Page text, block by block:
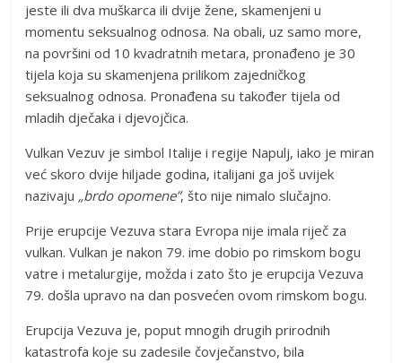
jeste ili dva muškarca ili dvije žene, skamenjeni u
momentu seksualnog odnosa. Na obali, uz samo more,
na površini od 10 kvadratnih metara, pronađeno je 30
tijela koja su skamenjena prilikom zajedničkog
seksualnog odnosa. Pronađena su također tijela od
mladih dječaka i djevojčica.
Vulkan Vezuv je simbol Italije i regije Napulj, iako je miran
već skoro dvije hiljade godina, italijani ga još uvijek
nazivaju „brdo opomene”, što nije nimalo slučajno.
Prije erupcije Vezuva stara Evropa nije imala riječ za
vulkan. Vulkan je nakon 79. ime dobio po rimskom bogu
vatre i metalurgije, možda i zato što je erupcija Vezuva
79. došla upravo na dan posvećen ovom rimskom bogu.
Erupcija Vezuva je, poput mnogih drugih prirodnih
katastrofa koje su zadesile čovječanstvo, bila